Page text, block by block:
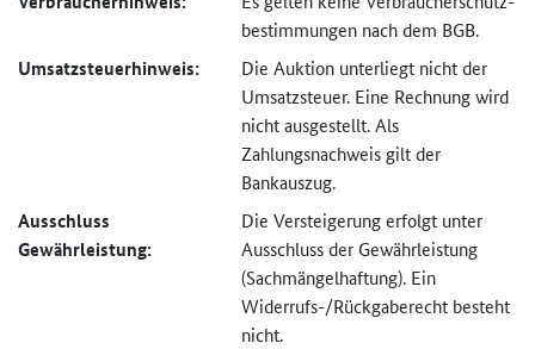
bestimmungen nach dem BGB.
Umsatzsteuer­hinweis:
Die Auktion unterliegt nicht der
Umsatzsteuer. Eine Rechnung wird
nicht ausgestellt. Als
Zahlungsnachweis gilt der
Bankauszug.
Ausschluss
Gewährleistung:
Die Versteigerung erfolgt unter
Ausschluss der Gewährleistung
(Sachmängel­haftung). Ein
Widerrufs-/Rückgaberecht besteht
nicht.